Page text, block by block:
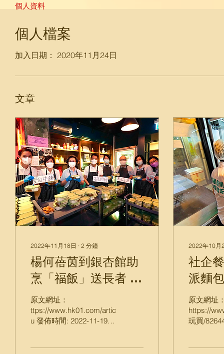
個人檔案
加入日期： 2020年11月24日
文章
2022年11月18日 ∙ 2 分鐘
楊何蓓茵到銀杏館助
烹「福飯」送長者 香
港01
原文網址：
ttps://www.hk01.com/article/838147?
u 發佈時間: 2022-11-19
2022年10月
社企
派麵
收入
惠
原文網址
https://
玩買/
個人資料